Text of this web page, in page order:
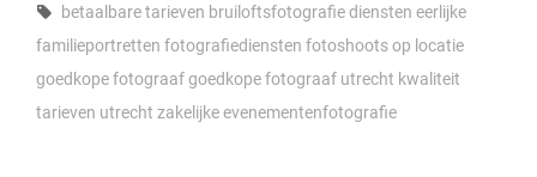
Tags,
betaalbare tarieven bruiloftsfotografiediensten eerlijke
familieportretten fotografiediensten fotoshoots op locatie
goedkope fotograafgoedkope fotograaf utrecht kwaliteit
tarieven utrecht zakelijke evenementenfotografie